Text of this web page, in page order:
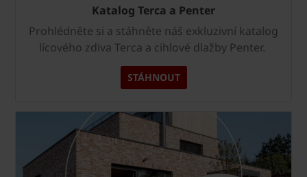
Katalog Terca a Penter
Prohlédněte si a stáhněte náš exkluzivní katalog
lícového zdiva Terca a cihlové dlažby Penter.
STÁHNOUT